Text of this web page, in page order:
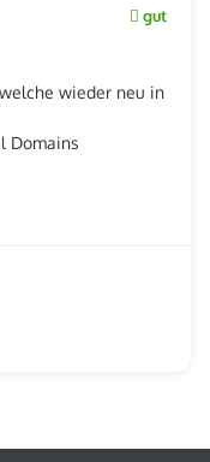
gut
wieder neu in
Domains